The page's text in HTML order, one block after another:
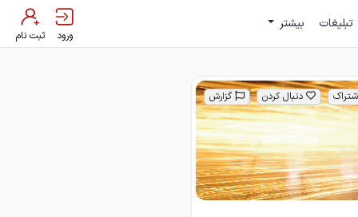
تبلیغات بیشتر
ورود ثبت نام
دنبال کردن گزارش